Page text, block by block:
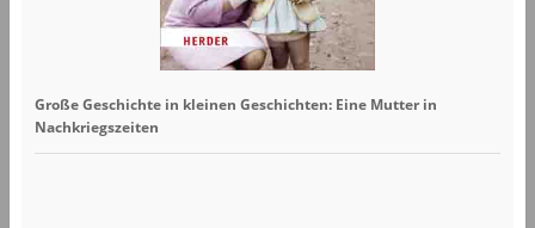
Große Geschichte in kleinen Geschichten: Eine Mutter in
Nachkriegszeiten